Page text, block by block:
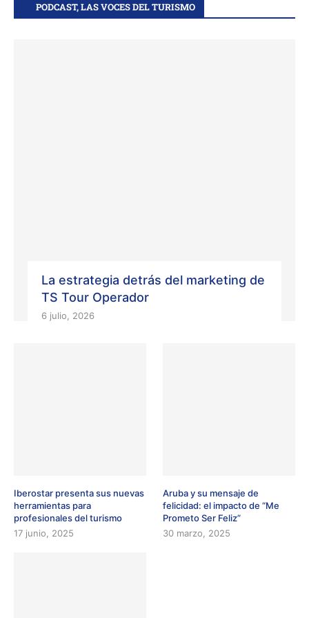
PODCAST, LAS VOCES DEL TURISMO
La estrategia detrás del marketing de
TS Tour Operador
6 julio, 2026
Iberostar presenta sus nuevas
herramientas para
profesionales del turismo
17 junio, 2025
Aruba y su mensaje de
felicidad: el impacto de “Me
Prometo Ser Feliz”
30 marzo, 2025